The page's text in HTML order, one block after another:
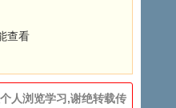
查看
人浏览学习,谢绝转载传